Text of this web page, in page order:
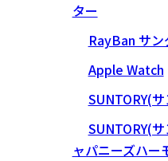
ター
RayBan サン
Apple Watch
SUNTORY(
SUNTORY(
ャパニーズハー